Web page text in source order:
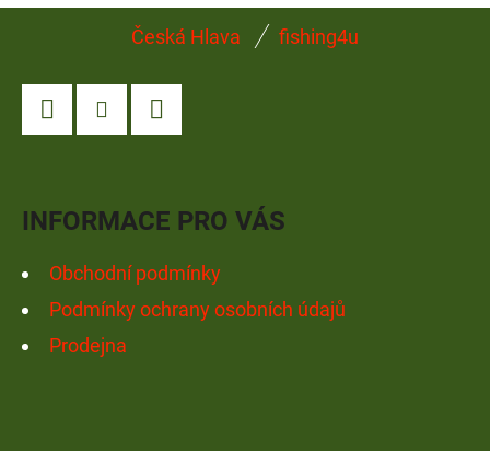
Česká Hlava fishing4u
INFORMACE PRO VÁS
Obchodní podmínky
Podmínky ochrany osobních údajů
Prodejna